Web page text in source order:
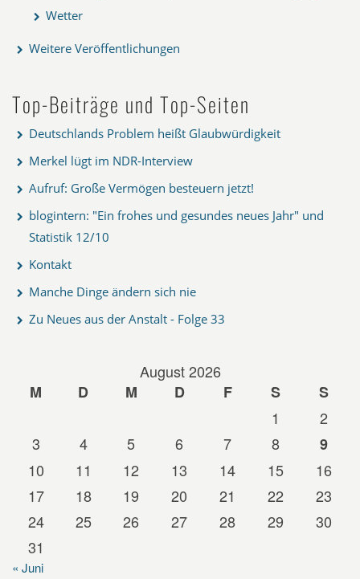
Wetter
Weitere Veröffentlichungen
Top-Beiträge und Top-Seiten
Deutschlands Problem heißt Glaubwürdigkeit
Merkel lügt im NDR-Interview
Aufruf: Große Vermögen besteuern jetzt!
blogintern: "Ein frohes und gesundes neues Jahr" und
Statistik 12/10
Kontakt
Manche Dinge ändern sich nie
Zu Neues aus der Anstalt - Folge 33
August 2026
M
D M D F S
S
1
2
3
4 5 6 7 8
9
10
11 12 13 14 15
16
17
18 19 20 21 22
23
24
25 26 27 28 29
30
31
« Juni